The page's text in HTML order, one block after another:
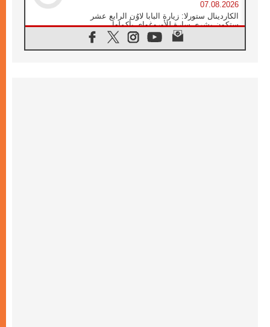
07.08.2026
الكاردينال ستورلا: زيارة البابا لاوُن الرابع عشر
ستكون بشرى سارة للأوروغواي بأكملها
الفاتيكان يعلن برنامج الزيارة الرسولية للبابا لاوُن